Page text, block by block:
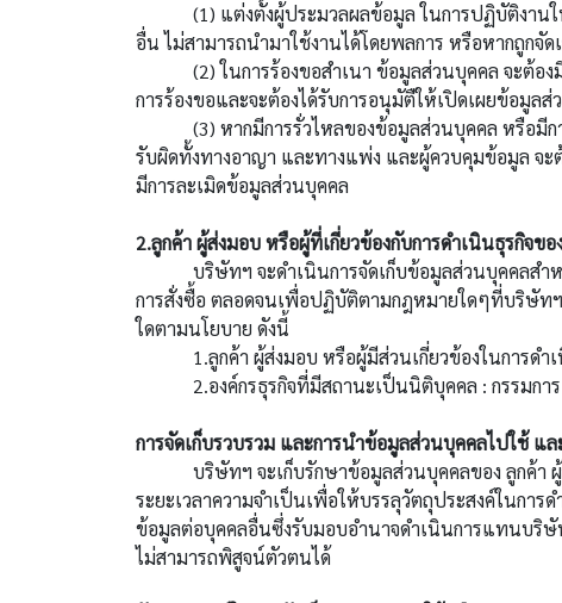
(1) แต่งตั้งผู้ประมวลผลข้อมูล ในการปฏิบัติงานในกา
อื่น ไม่สามารถนำมาใช้งานได้โดยพลการ หรือหากถูก
(2) ในการร้องขอสำเนา ข้อมูลส่วนบุคคล จะต้องมีก
การร้องขอและจะต้องได้รับการอนุมัตืให้เปิดเผยข้อมู
(3) หากมีการรั่วไหลของข้อมูลส่วนบุคคล หรือมีการ
รับผิดทั้งทางอาญา และทางแพ่ง และผู้ควบคุมข้อมูล จ
มีการละเมิดข้อมูลส่วนบุคคล
2.ลูกค้า ผู้ส่งมอบ หรือผู้ที่เกี่ยวข้องกับการดำเนินธุรกิจข
บริษัทฯ จะดำเนินการจัดเก็บข้อมูลส่วนบุคคลสำหรั
การสั่งซื้อ ตลอดจนเพื่อปฏิบัติตามกฎหมายใดๆที่บริษัท
ใดตามนโยบาย ดังนี้
1.ลูกค้า ผู้ส่งมอบ หรือผู้มีส่วนเกี่ยวข้องในการดำเ
2.องค์กรธุรกิจที่มีสถานะเป็นนิติบุคคล : กรรมการ
การจัดเก็บรวบรวม และการนำข้อมูลส่วนบุคคลไปใช้ แ
บริษัทฯ จะเก็บรักษาข้อมูลส่วนบุคคลของ ลูกค้า ผู้ส่
ระยะเวลาความจำเป็นเพื่อให้บรรลุวัตถุประสงค์ในกา
ข้อมูลต่อบุคคลอื่นซึ่งรับมอบอำนาจดำเนินการแทนบริษั
ไม่สามารถพิสูจน์ตัวตนได้